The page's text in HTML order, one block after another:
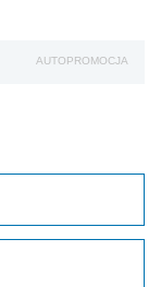
AUTOPROMOCJA